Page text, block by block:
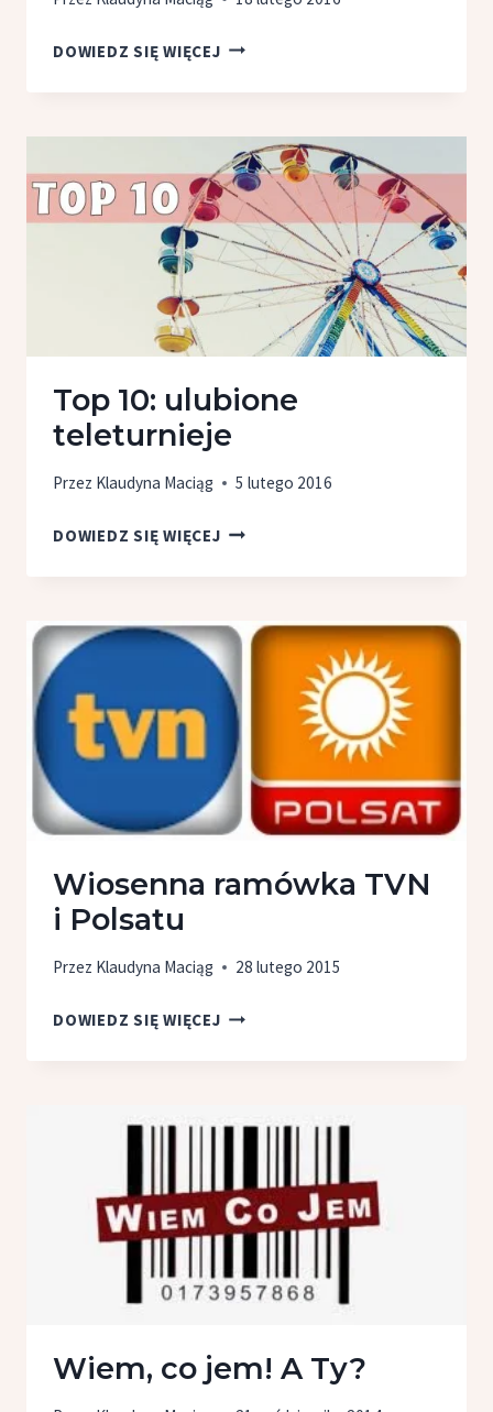
DOWIEDZ SIĘ WIĘCEJNA CO ZWRÓCIĆ
STACJI
TELEWIZYJNYCH?
Top 10: ulubione
teleturnieje
Przez Klaudyna Maciąg 5 lutego 2016
DOWIEDZ SIĘ WIĘCEJTOP
Wiosenna ramówka TVN
i Polsatu
Przez Klaudyna Maciąg 28 lutego 2015
DOWIEDZ SIĘ WIĘCEJWIOSENNA
Wiem, co jem! A Ty?